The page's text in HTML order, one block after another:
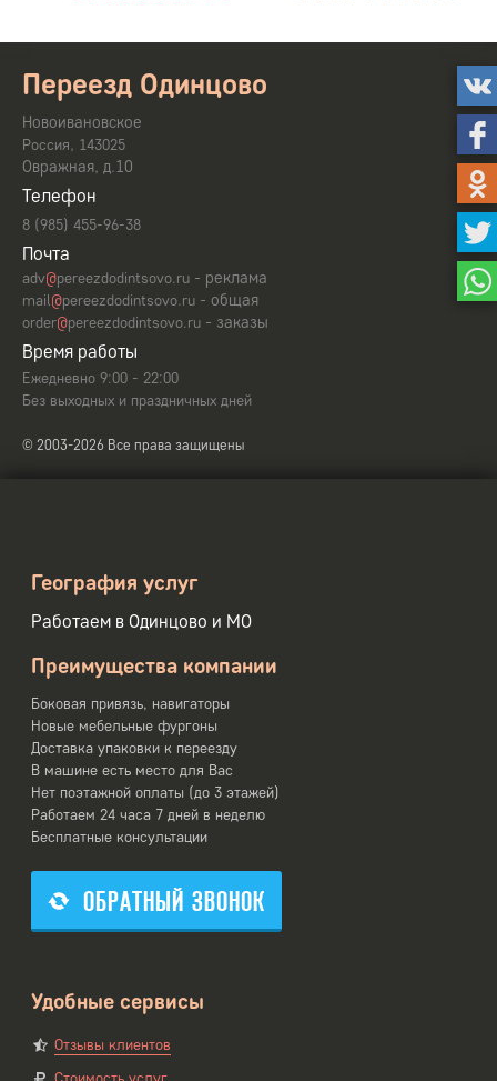
Переезд Одинцово
Новоивановское
Россия, 143025
Овражная, д.10
Телефон
8 (985) 455-96-38
Почта
adv@pereezdodintsovo.ru - реклама
mail@pereezdodintsovo.ru - общая
order@pereezdodintsovo.ru - заказы
Время работы
Ежедневно 9:00 - 22:00
Без выходных и праздничных дней
© 2003-2026 Все права защищены
География услуг
Работаем в Одинцово и МО
Преимущества компании
Боковая привязь, навигаторы
Новые мебельные фургоны
Доставка упаковки к переезду
В машине есть место для Вас
Нет поэтажной оплаты (до 3 этажей)
Работаем 24 часа 7 дней в неделю
Бесплатные консультации
ОБРАТНЫЙ ЗВОНОК
Удобные сервисы
Отзывы клиентов